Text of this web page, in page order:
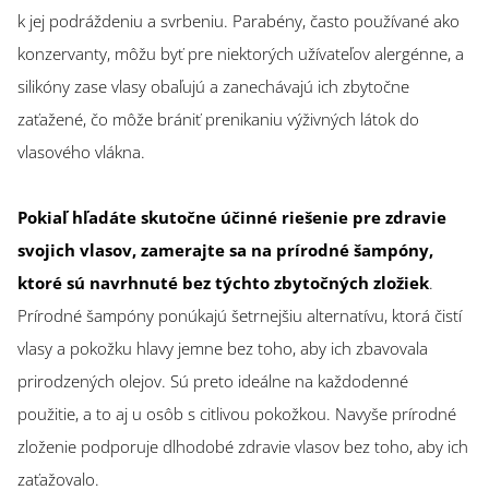
k jej podráždeniu a svrbeniu. Parabény, často používané ako
konzervanty, môžu byť pre niektorých užívateľov alergénne, a
silikóny zase vlasy obaľujú a zanechávajú ich zbytočne
zaťažené, čo môže brániť prenikaniu výživných látok do
vlasového vlákna.
Pokiaľ hľadáte skutočne účinné riešenie pre zdravie
svojich vlasov, zamerajte sa na prírodné šampóny,
ktoré sú navrhnuté bez týchto zbytočných zložiek.
Prírodné šampóny ponúkajú šetrnejšiu alternatívu, ktorá čistí
vlasy a pokožku hlavy jemne bez toho, aby ich zbavovala
prirodzených olejov. Sú preto ideálne na každodenné
použitie, a to aj u osôb s citlivou pokožkou. Navyše prírodné
zloženie podporuje dlhodobé zdravie vlasov bez toho, aby ich
zaťažovalo.